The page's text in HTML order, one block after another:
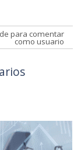
para comentar
como usuario